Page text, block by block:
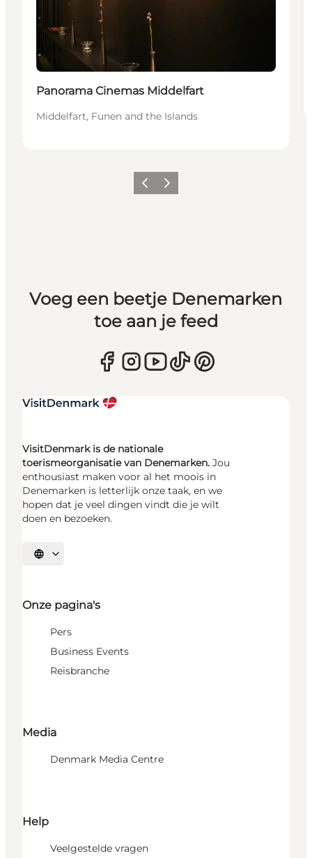
Panorama Cinemas Middelfart
Middelfart, Funen and the Islands
Vorige Volgende
Voeg een beetje Denemarken
toe aan je feed
VisitDenmark is de nationale
toerismeorganisatie van Denemarken. Jou
enthousiast maken voor al het moois in
Denemarken is letterlijk onze taak, en we
hopen dat je veel dingen vindt die je wilt
doen en bezoeken.
Selecteer taal
Onze pagina's
Pers
Business Events
Reisbranche
Media
Denmark Media Centre
Help
Veelgestelde vragen